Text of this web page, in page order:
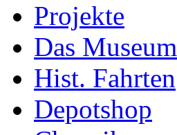
Projekte
Das Museum
Hist. Fahrten
Depotshop